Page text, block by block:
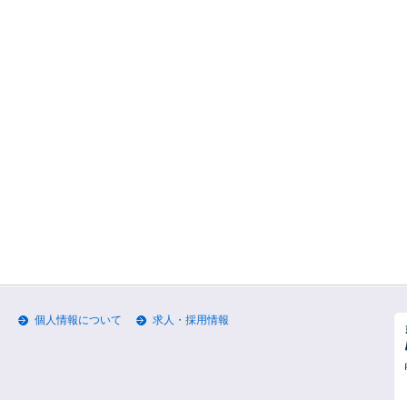
個人情報について 求人・採用情報